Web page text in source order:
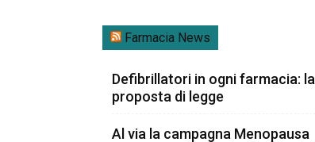
Farmacia News
Defibrillatori in ogni farmacia: la
proposta di legge
Al via la campagna Menopausa